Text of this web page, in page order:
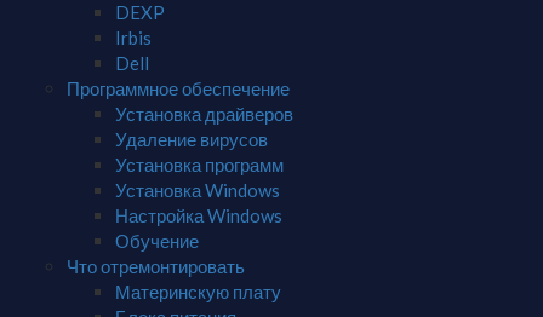
DEXP
Irbis
Dell
Программное обеспечение
Установка драйверов
Удаление вирусов
Установка программ
Установка Windows
Настройка Windows
Обучение
Что отремонтировать
Материнскую плату